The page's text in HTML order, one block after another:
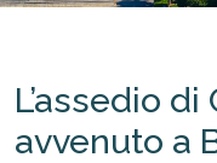
L’assedio
avvenuto a